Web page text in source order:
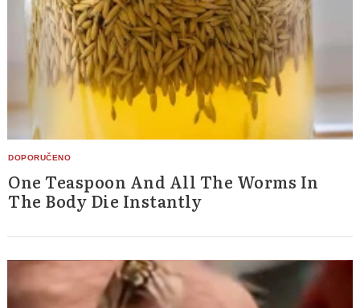
One Teaspoon And All The Worms In
The Body Die Instantly